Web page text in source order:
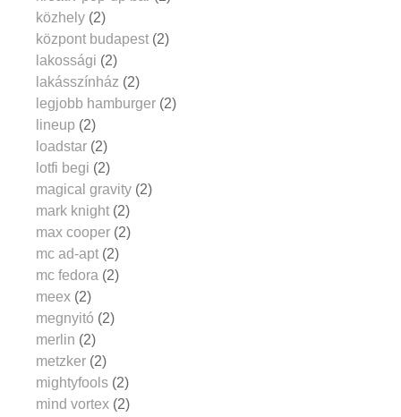
közhely (2)
központ budapest (2)
lakossági (2)
lakásszínház (2)
legjobb hamburger (2)
lineup (2)
loadstar (2)
lotfi begi (2)
magical gravity (2)
mark knight (2)
max cooper (2)
mc ad-apt (2)
mc fedora (2)
meex (2)
megnyitó (2)
merlin (2)
metzker (2)
mightyfools (2)
mind vortex (2)